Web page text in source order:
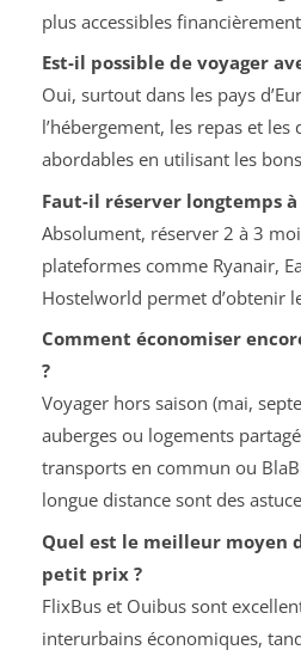
plus accessibles
Est-il possible de voyager
Oui, surtout dans les pays
l’hébergement, les repas et
abordables en utilisant les
Faut-il réserver longtemps à
Absolument, réserver 2 à 3
plateformes comme Ryanair,
Hostelworld permet d’obtenir
Comment économiser
?
Voyager hors saison (mai,
auberges ou logements
transports en commun ou
longue distance sont des
Quel est le meilleur moyen
petit prix ?
FlixBus et Ouibus sont
interurbains économiques,